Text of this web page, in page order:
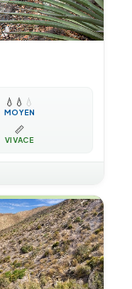
💧 💧 💧
MOYEN
📏
VIVACE